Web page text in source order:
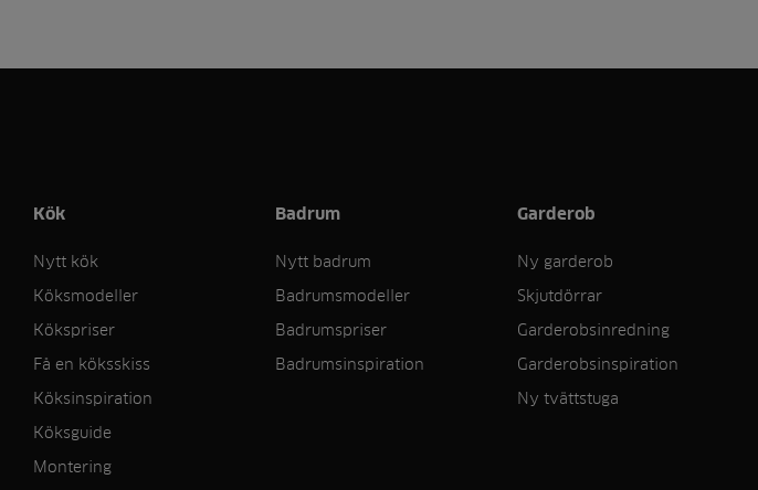
Kök
Nytt kök
Köksmodeller
Kökspriser
Få en köksskiss
Köksinspiration
Köksguide
Montering
Badrum
Nytt badrum
Badrumsmodeller
Badrumspriser
Badrumsinspiration
Garderob
Ny garderob
Skjutdörrar
Garderobsinredning
Garderobsinspiration
Ny tvättstuga